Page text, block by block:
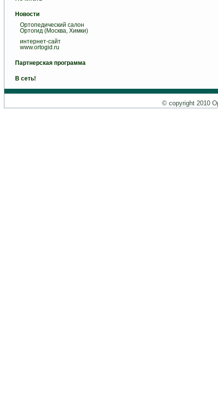
Новости
Ортопедический салон
Ортогид (Москва, Химки)
интернет-сайт
www.ortogid.ru
Партнерская программа
В сеть!
© copyright 2010